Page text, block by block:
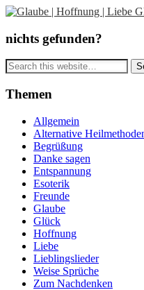
nichts gefunden?
Themen
Allgemein
Alternative
Begrüßung
Danke sagen
Entspannung
Esoterik
Freunde
Glaube
Glück
Hoffnung
Liebe
Lieblingslieder
Weise Sprüche
Zum Nachdenken